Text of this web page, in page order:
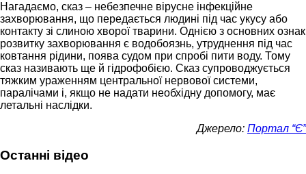
Нагадаємо, сказ – небезпечне вірусне інфекційне
захворювання, що передається людині під час укусу або
контакту зі слиною хворої тварини. Однією з основних ознак
розвитку захворювання є водобоязнь, утруднення під час
ковтання рідини, поява судом при спробі пити воду. Тому
сказ називають ще й гідрофобією. Сказ супроводжується
тяжким ураженням центральної нервової системи,
паралічами і, якщо не надати необхідну допомогу, має
летальні наслідки.
Джерело: Портал “Є”
Останні відео